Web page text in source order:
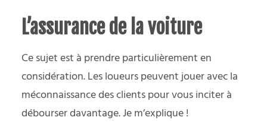
L’assurance de la voiture
Ce sujet est à prendre particulièrement en
considération. Les loueurs peuvent jouer avec la
méconnaissance des clients pour vous inciter à
débourser davantage. Je m’explique !